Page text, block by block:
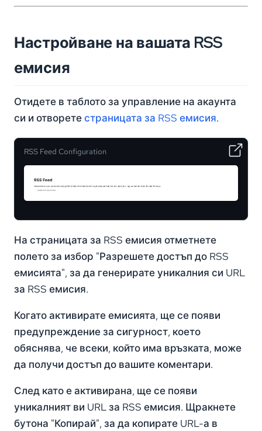
Настройване на вашата RSS
емисия
Отидете в таблото за управление на акаунта
си и отворетестраницата за RSS емисия.
RSS Feed Configuration
На страницата за RSS емисия отметнете
полето за избор "Разрешете достъп до RSS
емисията", за да генерирате уникалния си URL
за RSS емисия.
Когато активирате емисията, ще се появи
предупреждение за сигурност, което
обяснява, че всеки, който има връзката, може
да получи достъп до вашите коментари.
След като е активирана, ще се появи
уникалният ви URL за RSS емисия. Щракнете
бутона "Копирай", за да копирате URL-а в